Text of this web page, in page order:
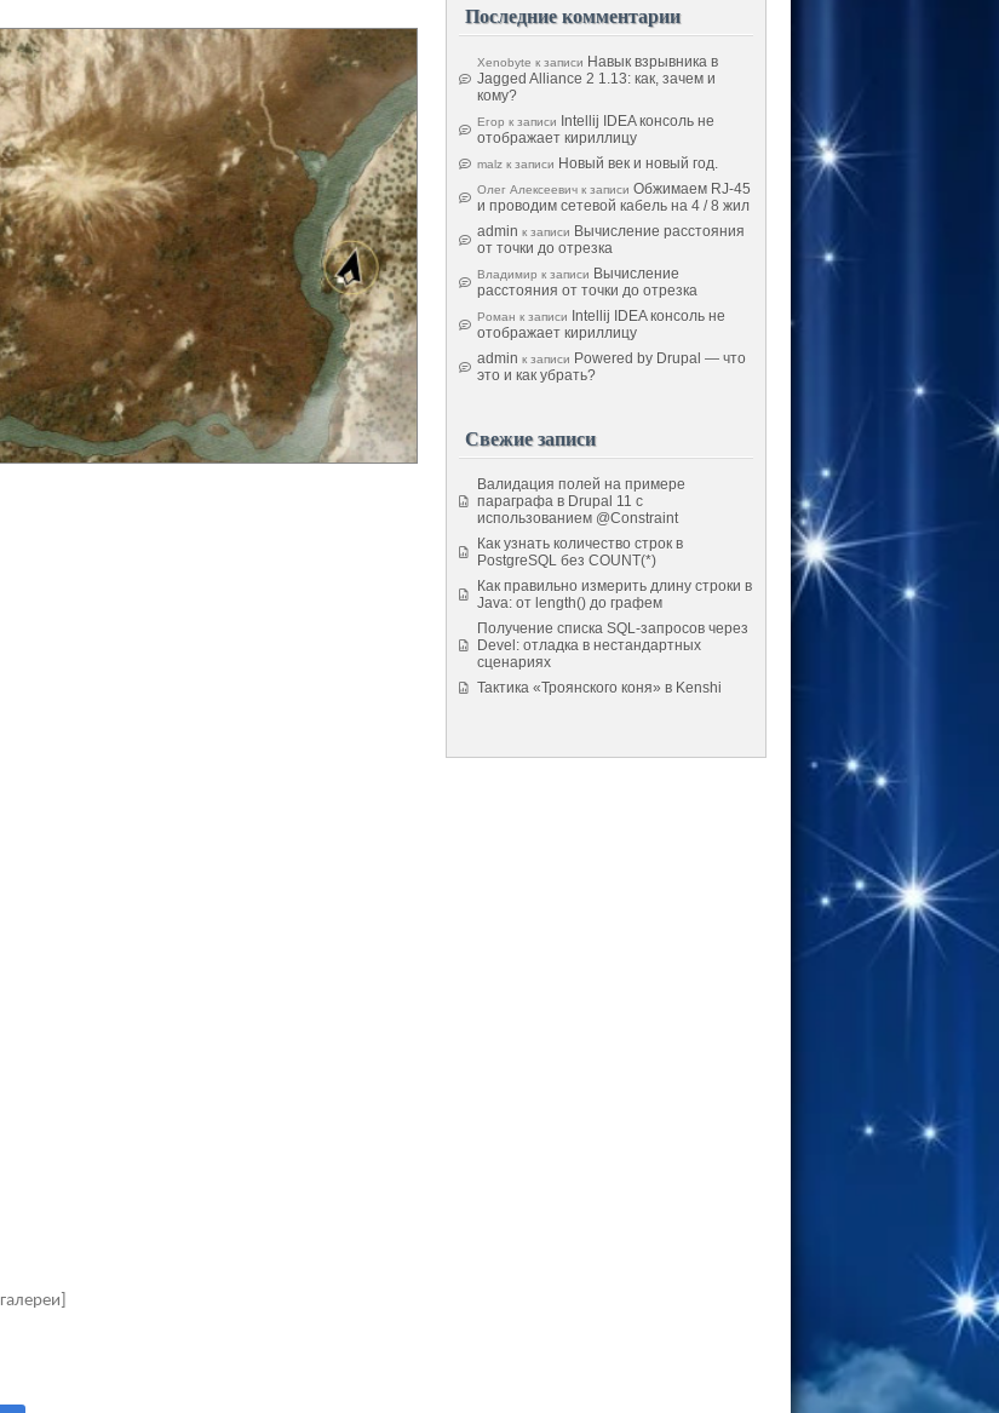
Последние комментарии
Xenobyte к записи Навык взрывника в
Jagged Alliance 2 1.13: как, зачем и
кому?
Егор к записи
Intellij IDEA консоль не
отображает кириллицу
malz к записи Новый век и новый год.
Олег Алексеевич к записи Обжимаем RJ-45
и проводим сетевой кабель на 4 / 8 жил
admin к записи Вычисление расстояния
от точки до отрезка
Владимир к записи Вычисление
расстояния от точки до отрезка
Роман к записи
Intellij IDEA консоль не
отображает кириллицу
admin к записи Powered by Drupal — что
это и как убрать?
Свежие записи
Валидация полей на примере
параграфа в Drupal 11 с
использованием @Constraint
Как узнать количество строк в
PostgreSQL без COUNT(*)
Как правильно измерить длину строки в
Java: от length() до графем
Получение списка SQL-запросов через
Devel: отладка в нестандартных
сценариях
Тактика «Троянского коня» в Kenshi